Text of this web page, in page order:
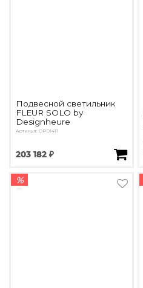
Подвесной светильник
FLEUR SOLO by
Designheure
Артикул: OPD1411
203 182 ₽
%